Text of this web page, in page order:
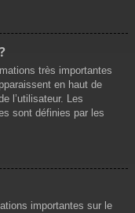
très importantes
en haut de
l’utilisateur. Les
sont définies par les
importantes sur le